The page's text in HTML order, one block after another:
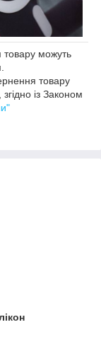
товару можуть
товару
із Законом